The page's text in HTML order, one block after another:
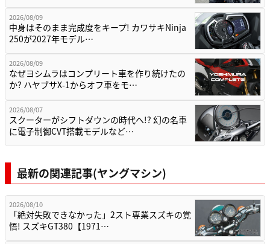
2026/08/09
中身はそのまま完成度をキープ! カワサキNinja
250が2027年モデル…
2026/08/09
なぜヨシムラはコンプリート車を作り続けたの
か? ハヤブサX-1からオフ車をモ…
2026/08/07
スクーターがシフトダウンの時代へ!? 幻の名車
に電子制御CVT搭載モデルなど…
最新の関連記事(ヤングマシン)
2026/08/10
「絶対失敗できなかった」2スト専業スズキの覚
悟! スズキGT380【1971…